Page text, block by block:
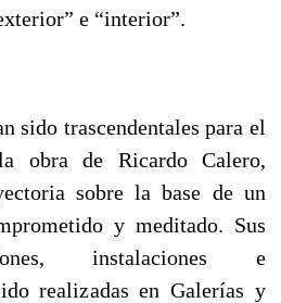
e “interior”.
sido trascendentales para el
obra de Ricardo Calero,
sobre la base de un
y meditado. Sus
instalaciones e
realizadas en Galerías y